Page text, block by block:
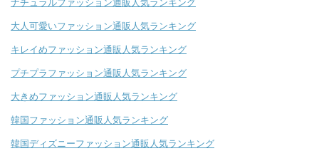
ナチュラルファッション通販人気ランキング
大人可愛いファッション通販人気ランキング
キレイめファッション通販人気ランキング
プチプラファッション通販人気ランキング
大きめファッション通販人気ランキング
韓国ファッション通販人気ランキング
韓国ディズニーファッション通販人気ランキング